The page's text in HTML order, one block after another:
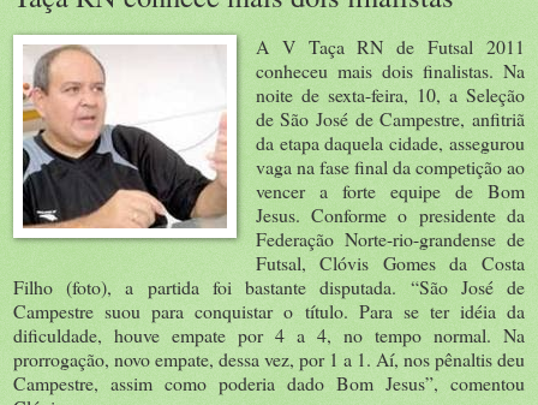
A V Taça RN de Futsal 2011
conheceu mais dois finalistas. Na
noite de sexta-feira, 10, a Seleção
de São José de Campestre, anfitriã
da etapa daquela cidade, assegurou
vaga na fase final da competição ao
vencer a forte equipe de Bom
Jesus. Conforme o presidente da
Federação Norte-rio-grandense de
Futsal, Clóvis Gomes da Costa
Filho (foto), a partida foi bastante disputada. “São José de
Campestre suou para conquistar o título. Para se ter idéia da
dificuldade, houve empate por 4 a 4, no tempo normal. Na
prorrogação, novo empate, dessa vez, por 1 a 1. Aí, nos pênaltis deu
Campestre, assim como poderia dado Bom Jesus”, comentou